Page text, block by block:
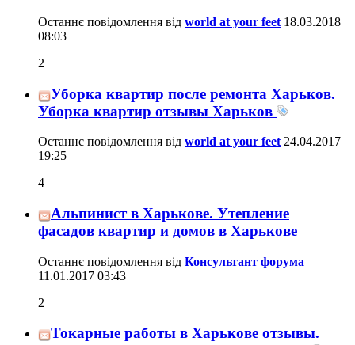
Останнє повідомлення від world at your feet 18.03.2018
08:03
2
Уборка квартир после ремонта Харьков.
Уборка квартир отзывы Харьков
Останнє повідомлення від world at your feet 24.04.2017
19:25
4
Альпинист в Харькове. Утепление
фасадов квартир и домов в Харькове
Останнє повідомлення від Консультант форума
11.01.2017 03:43
2
Токарные работы в Харькове отзывы.